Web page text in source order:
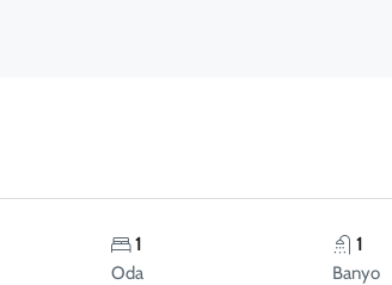
1
Oda
1
Banyo